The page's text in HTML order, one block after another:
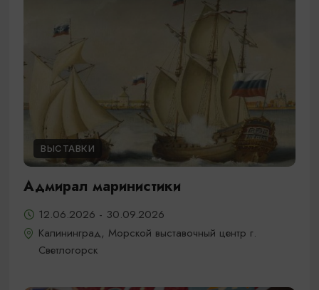
ВЫСТАВКИ
Адмирал маринистики
12.06.2026 - 30.09.2026
Калининград, Морской выставочный центр г.
Светлогорск